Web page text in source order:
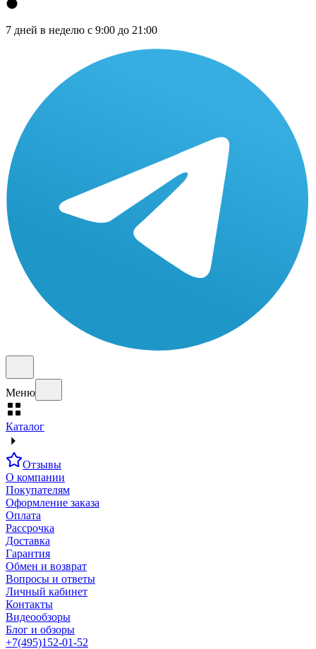
7 дней в неделю с 9:00 до 21:00
Меню
Каталог
Отзывы
О компании
Покупателям
Оформление заказа
Оплата
Рассрочка
Доставка
Гарантия
Обмен и возврат
Вопросы и ответы
Личный кабинет
Контакты
Видеообзоры
Блог и обзоры
+7(495)152-01-52